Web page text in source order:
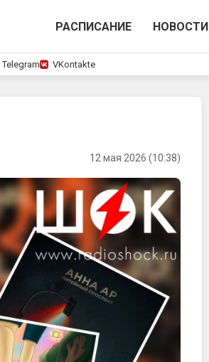
РАСПИСАНИЕ НОВОСТИ
Telegram VKontakte
12 мая 2026 (10:38)